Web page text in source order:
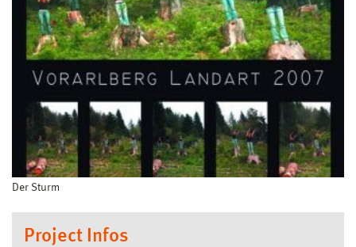
Der Sturm
Project Infos